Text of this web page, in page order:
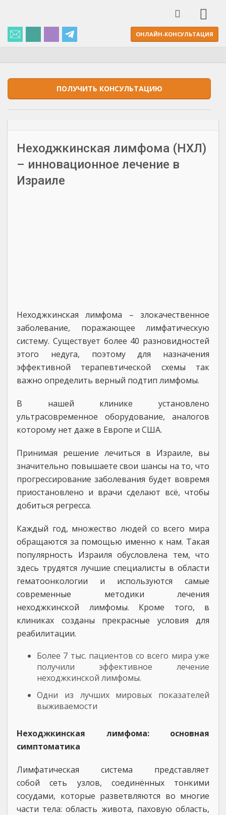
ОНЛАЙН-КОНСУЛЬТАЦИЯ
ПОЛУЧИТЬ КОНСУЛЬТАЦИЮ
Неходжкинская лимфома (НХЛ)
– инновационное лечение в
Израиле
Неходжкинская лимфома – злокачественное
заболевание, поражающее лимфатическую
систему. Существует более 40 разновидностей
этого недуга, поэтому для назначения
эффективной терапевтической схемы так
важно определить верный подтип лимфомы.
В нашей клинике установлено
ультрасовременное оборудование, аналогов
которому нет даже в Европе и США.
Принимая решение лечиться в Израиле, вы
значительно повышаете свои шансы на то, что
прогрессирование заболевания будет вовремя
приостановлено и врачи сделают всё, чтобы
добиться регресса.
Каждый год, множество людей со всего мира
обращаются за помощью именно к нам. Такая
популярность Израиля обусловлена тем, что
здесь трудятся лучшие специалисты в области
гематоонкологии и используются самые
современные методики лечения
неходжкинской лимфомы. Кроме того, в
клиниках созданы прекрасные условия для
реабилитации.
Более 7 тыс. пациентов со всего мира уже
получили эффективное лечение
неходжкинской лимфомы.
Одни из лучших мировых показателей
выживаемости
Неходжкинская лимфома: основная
симптоматика
Лимфатическая система представляет
собой сеть узлов, соединённых тонкими
сосудами, которые разветвляются во многие
части тела: область живота, паховую область,